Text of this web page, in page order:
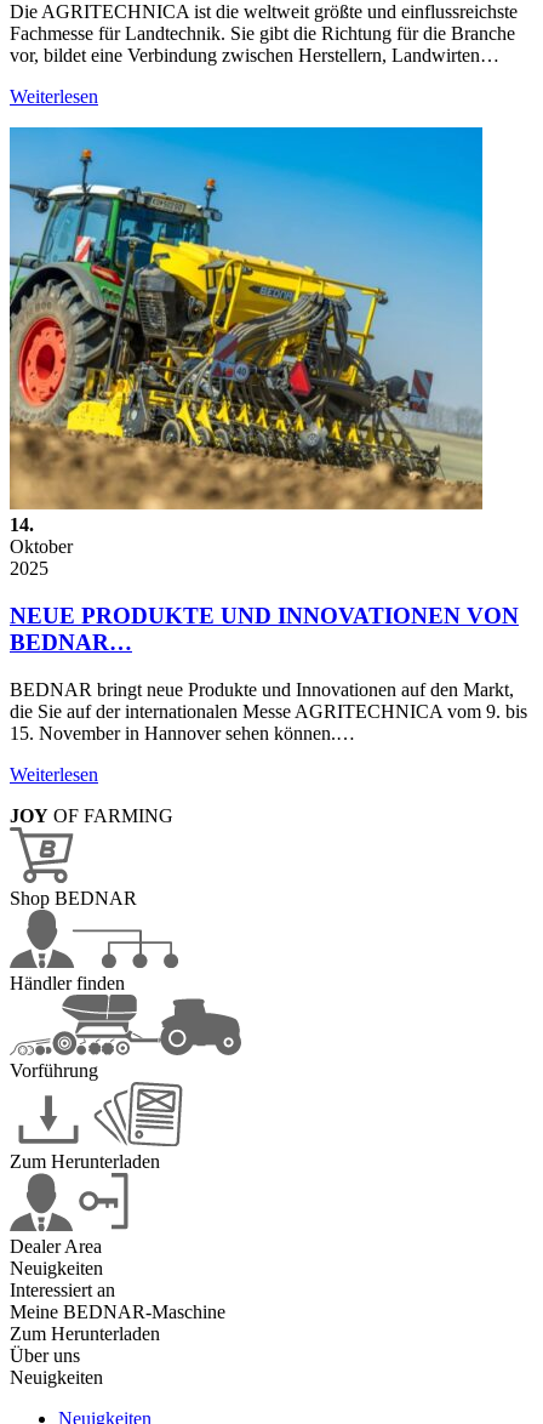
Die AGRITECHNICA ist die weltweit größte und einflussreichste
Fachmesse für Landtechnik. Sie gibt die Richtung für die Branche
vor, bildet eine Verbindung zwischen Herstellern, Landwirten…
Weiterlesen
14.
Oktober
2025
NEUE PRODUKTE UND INNOVATIONEN VON
BEDNAR…
BEDNAR bringt neue Produkte und Innovationen auf den Markt,
die Sie auf der internationalen Messe AGRITECHNICA vom 9. bis
15. November in Hannover sehen können.…
Weiterlesen
JOY OF FARMING
Shop BEDNAR
Händler finden
Vorführung
Zum Herunterladen
Dealer Area
Neuigkeiten
Interessiert an
Meine BEDNAR-Maschine
Zum Herunterladen
Über uns
Neuigkeiten
Neuigkeiten